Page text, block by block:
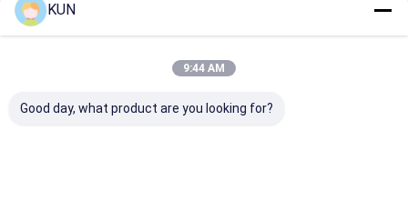
Порекомендованные Продукты
KUN
9:44 AM
Good day, what product are you looking for?